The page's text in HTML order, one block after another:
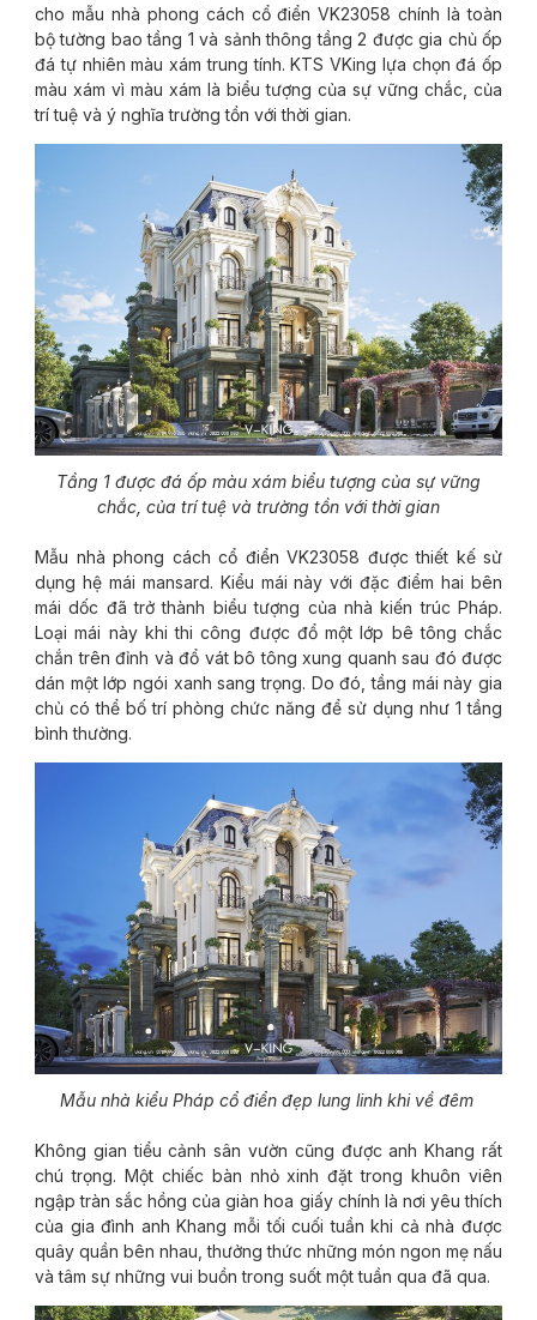
cho mẫu nhà phong cách cổ điển VK23058 chính là toàn
bộ tường bao tầng 1 và sảnh thông tầng 2 được gia chủ ốp
đá tự nhiên màu xám trung tính. KTS VKing lựa chọn đá ốp
màu xám vì màu xám là biểu tượng của sự vững chắc, của
trí tuệ và ý nghĩa trường tồn với thời gian.
Tầng 1 được đá ốp màu xám biểu tượng của sự vững
chắc, của trí tuệ và trường tồn với thời gian
Mẫu nhà phong cách cổ điển VK23058 được thiết kế sử
dụng hệ mái mansard. Kiểu mái này với đặc điểm hai bên
mái dốc đã trở thành biểu tượng của nhà kiến trúc Pháp.
Loại mái này khi thi công được đổ một lớp bê tông chắc
chắn trên đỉnh và đổ vát bô tông xung quanh sau đó được
dán một lớp ngói xanh sang trọng. Do đó, tầng mái này gia
chủ có thể bố trí phòng chức năng để sử dụng như 1 tầng
bình thường.
Mẫu nhà kiểu Pháp cổ điển đẹp lung linh khi về đêm
Không gian tiểu cảnh sân vườn cũng được anh Khang rất
chú trọng. Một chiếc bàn nhỏ xinh đặt trong khuôn viên
ngập tràn sắc hồng của giàn hoa giấy chính là nơi yêu thích
của gia đình anh Khang mỗi tối cuối tuần khi cả nhà được
quây quần bên nhau, thưởng thức những món ngon mẹ nấu
và tâm sự những vui buồn trong suốt một tuần qua đã qua.